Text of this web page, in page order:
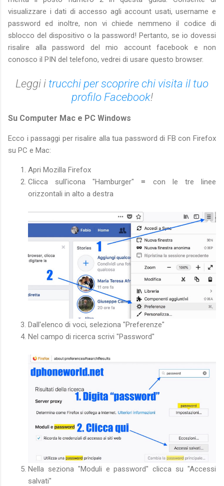
visualizzare i dati di accesso agli account usati, username e
password ed inoltre, non vi chiede nemmeno il codice di
sblocco del dispositivo o la password! Pertanto, se io dovessi
risalire alla password del mio account facebook e non
conosco il PIN del telefono, vedrei di usare questo browser.
Leggi i trucchi per scoprire chi visita il tuo
profilo Facebook!
Su Computer Mac e PC Windows
Ecco i passaggi per risalire alla tua password di FB con Firefox
su PC e Mac:
Apri Mozilla Firefox
Clicca sull'icona "Hamburger" ≡ con le tre linee
orizzontali in alto a destra
Dall'elenco di voci, seleziona "Preferenze"
Nel campo di ricerca scrivi "Password"
Nella seziona "Moduli e password" clicca su "Accessi
salvati"